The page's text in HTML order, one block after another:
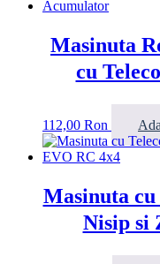
Masinuta
cu
112,00 Ron
Masinuta cu
Nisip si